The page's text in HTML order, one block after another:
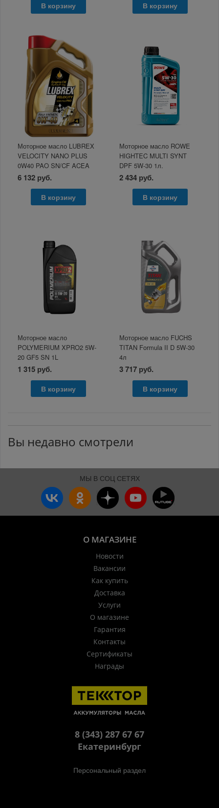
В корзину В корзину
Моторное масло LUBREX
VELOCITY NANO PLUS
0W40 PAO SN/CF ACEA
A3/B4 4л
6 132 руб.
В корзину
Моторное масло ROWE
HIGHTEC MULTI SYNT
DPF 5W-30 1л.
2 434 руб.
В корзину
Моторное масло
POLYMERIUM XPRO2 5W-
20 GF5 SN 1L
1 315 руб.
В корзину
Моторное масло FUCHS
TITAN Formula II D 5W-30
4л
3 717 руб.
В корзину
Вы недавно смотрели
МЫ В СОЦ СЕТЯХ
О МАГАЗИНЕ
Новости
Вакансии
Как купить
Доставка
Услуги
О магазине
Гарантия
Контакты
Сертификаты
Награды
8 (343) 287 67 67
Екатеринбург
Персональный раздел